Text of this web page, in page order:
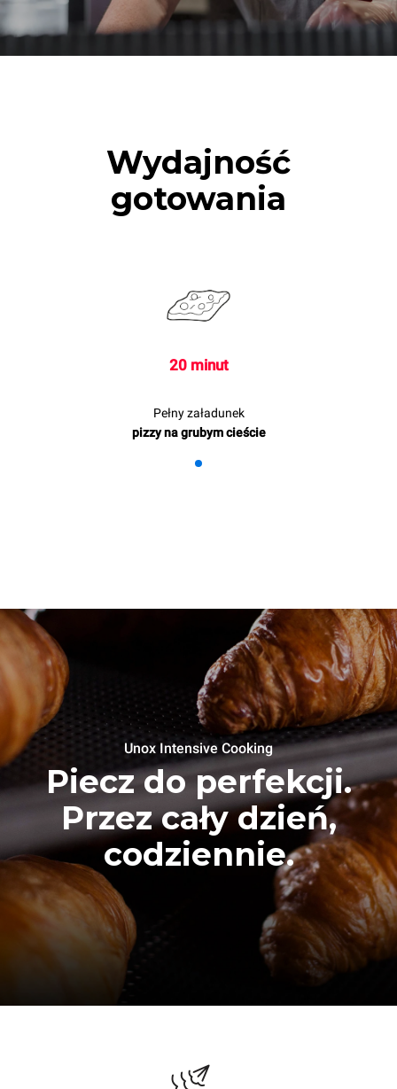
Wydajność
gotowania
20 minut
Pełny załadunek
pizzy na grubym cieście
Unox Intensive Cooking
Piecz do perfekcji.
Przez cały dzień,
codziennie.